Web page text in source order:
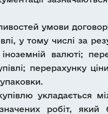
умови
у тому числі за
валюті;
перерахунку
укладається
робіт,